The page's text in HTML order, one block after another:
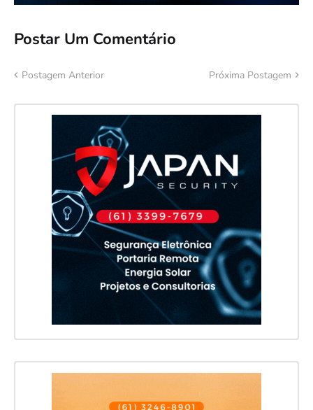
Postar Um Comentário
Postagem Anterior Próxima Postagem